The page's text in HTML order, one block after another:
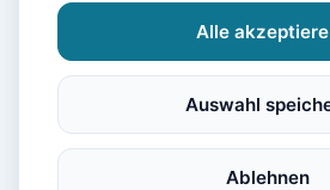
WLAN
Waschbecken
Alle
Auswahl
Ablehnen